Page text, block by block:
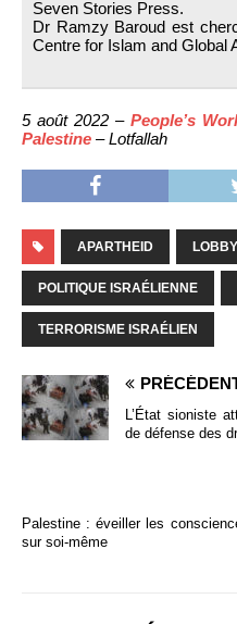
Seven Stories Press.
Dr Ramzy Baroud est
Centre for Islam and Global
5 août 2022 – People’s
Palestine – Lotfallah
APARTHEID LOBBY
POLITIQUE ISRAÉLIENNE
TERRORISME ISRAÉLIEN
L’État sioniste
de défense des
Palestine : éveiller les
sur soi-même